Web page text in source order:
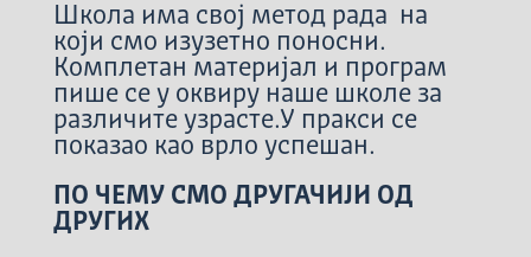
Школа има свој метод рада на
који смо изузетно поносни.
Комплетан материјал и програм
пише се у оквиру наше школе за
различите узрасте.У пракси се
показао као врло успешан.
ПО ЧЕМУ СМО ДРУГАЧИЈИ ОД
ДРУГИХ